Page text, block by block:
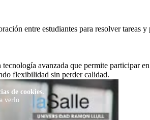
entre estudiantes para resolver tareas
avanzada que permite participar
flexibilidad sin perder calidad.
de cookies.
verlo